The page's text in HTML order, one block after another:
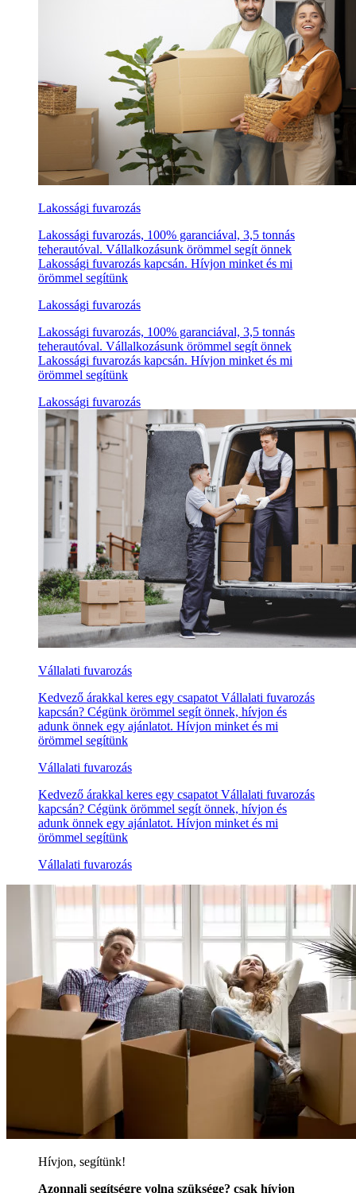
Lakossági fuvarozás
Lakossági fuvarozás, 100% garanciával, 3,5 tonnás
teherautóval. Vállalkozásunk örömmel segít önnek
Lakossági fuvarozás kapcsán. Hívjon minket és mi
örömmel segítünk
Lakossági fuvarozás
Lakossági fuvarozás, 100% garanciával, 3,5 tonnás
teherautóval. Vállalkozásunk örömmel segít önnek
Lakossági fuvarozás kapcsán. Hívjon minket és mi
örömmel segítünk
Lakossági fuvarozás
Vállalati fuvarozás
Kedvező árakkal keres egy csapatot Vállalati fuvarozás
kapcsán? Cégünk örömmel segít önnek, hívjon és
adunk önnek egy ajánlatot. Hívjon minket és mi
örömmel segítünk
Vállalati fuvarozás
Kedvező árakkal keres egy csapatot Vállalati fuvarozás
kapcsán? Cégünk örömmel segít önnek, hívjon és
adunk önnek egy ajánlatot. Hívjon minket és mi
örömmel segítünk
Vállalati fuvarozás
Hívjon, segítünk!
Azonnali segítségre volna szüksége? csak hívjon